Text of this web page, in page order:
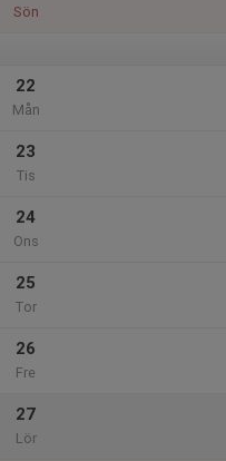
Sön
22
Mån
23
Tis
24
Ons
25
Tor
26
Fre
27
Lör